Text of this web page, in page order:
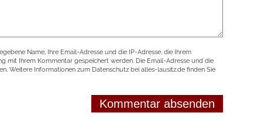
Name, Ihre Email-Adresse und die IP-Adresse, die Ihrem
mit Ihrem Kommentar gespeichert werden. Die Email-Adresse und die
Weitere Informationen zum Datenschutz bei alles-lausitz.de finden Sie